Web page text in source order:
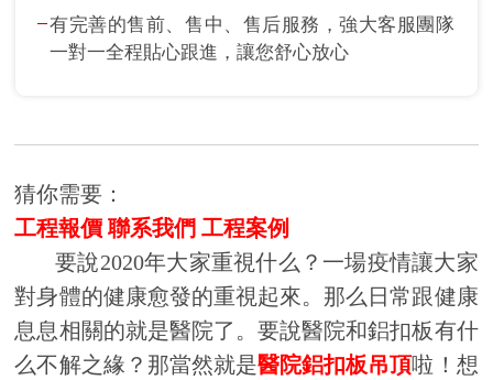
有完善的售前、售中、售后服務，強大客服團隊
一對一全程貼心跟進，讓您舒心放心
猜你需要：
工程報價 聯系我們 工程案例
要說2020年大家重視什么？一場疫情讓大家
對身體的健康愈發的重視起來。那么日常跟健康
息息相關的就是醫院了。要說醫院和鋁扣板有什
么不解之緣？那當然就是醫院鋁扣板吊頂啦！想